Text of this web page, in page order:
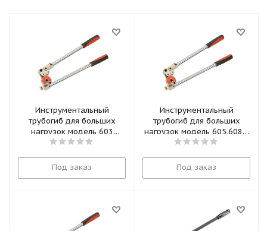
Инструментальный
трубогиб для больших
нагрузок модель 603
38028 Ridgid
Под заказ
Инструментальный
трубогиб для больших
нагрузок модель 605,608М
(5/16,8мм) 38038 Ridgid
Под заказ